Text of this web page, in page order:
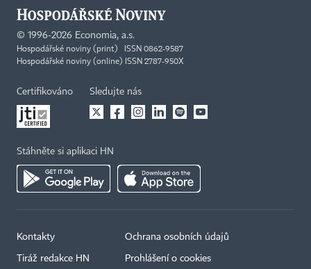
© 1996-2026 Economia, a.s.
Hospodářské noviny (print) ISSN 0862-9587
Hospodářské noviny (online) ISSN 2787-950X
Certifikováno Sledujte nás
Stáhněte si aplikaci HN
Kontakty
Tiráž redakce HN
Ochrana osobních údajů
Prohlášení o cookies